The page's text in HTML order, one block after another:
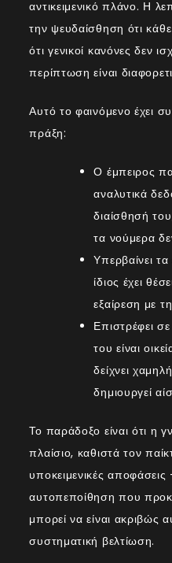
αντικειμενικό πλάνο. Η
την ψευδαίσθηση ότι
ότι γενικοί κανόνες δεν
περίπτωση είναι
Αυτό το φαινόμενο έχει
πράξη:
Ο έμπειρος
αναλυτικά
διαίσθησή
τα νούμερα
Υπερβαίνει
ίδιος έχει
εξαίρεση με
Επιστρέφει
του είναι
δείχνει
δημιουργεί
Το παράδοξο είναι ότι η
πλαίσιο, καθιστά τον
υποκειμενικές
αυτοπεποίθηση που
μπορεί να είναι ακριβώς
συστηματική βελτίωση.